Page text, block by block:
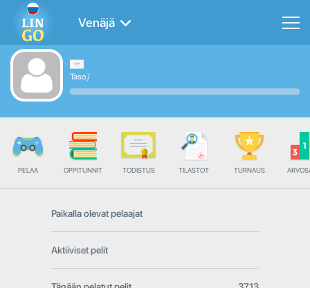
Venäjä
Taso/
PELAA OPPITUNNIT TODISTUS TILASTOT TURNAUS
Paikalla olevat pelaajat
Aktiiviset pelit